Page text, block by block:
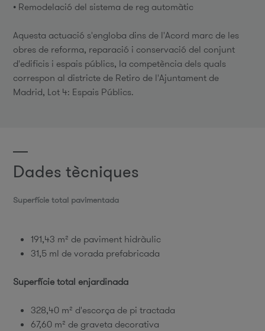
• Remodelació del sistema de reg automàtic
Aquesta actuació s'engloba dins de l'Acord marc de les
obres de reforma, reparació i conservació del conjunt
d'edificis i espais públics, la competència dels quals
correspon al districte de Retiro de l'Ajuntament de
Madrid, Lot 4: Espais Públics.
Dades tècniques
Superfície total pavimentada
191,43 m² de paviment hidràulic
31,5 ml de vorada prefabricada
Superfície total enjardinada
328,40 m² d'escorça de pi tractada
67,60 m² de graveta decorativa